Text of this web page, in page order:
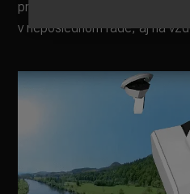
prehliadku pamätihodností,
v neposlednom rade, aj na